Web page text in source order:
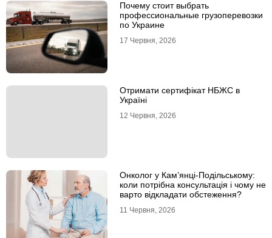
Почему стоит выбрать
профессиональные грузоперевозки
по Украине
17 Червня, 2026
Отримати сертифікат НБЖС в
Україні
12 Червня, 2026
Онколог у Кам’янці-Подільському:
коли потрібна консультація і чому не
варто відкладати обстеження?
11 Червня, 2026